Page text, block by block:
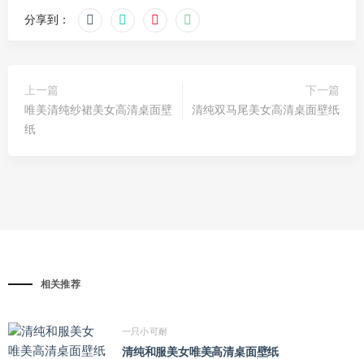
分享到：
上一篇
唯美清纯纱裙美女高清桌面壁
纸
下一篇
清纯双马尾美女高清桌面壁纸
相关推荐
一只小可耐
清纯和服美女唯美高清桌面壁纸